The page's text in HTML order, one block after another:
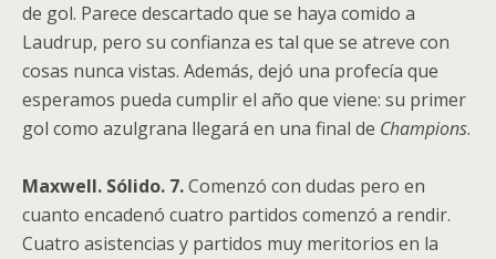
de gol. Parece descartado que se haya comido a
Laudrup, pero su confianza es tal que se atreve con
cosas nunca vistas. Además, dejó una profecía que
esperamos pueda cumplir el año que viene: su primer
gol como azulgrana llegará en una final de Champions.
Maxwell. Sólido. 7.Comenzó con dudas pero en
cuanto encadenó cuatro partidos comenzó a rendir.
Cuatro asistencias y partidos muy meritorios en la